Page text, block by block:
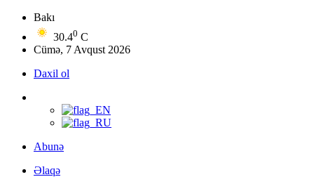
Bakı
30.40 C
Cümə, 7 Avqust 2026
Daxil ol
Abunə
Əlaqə